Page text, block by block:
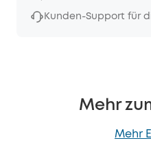
Kunden-Support für
Mehr
Mehr